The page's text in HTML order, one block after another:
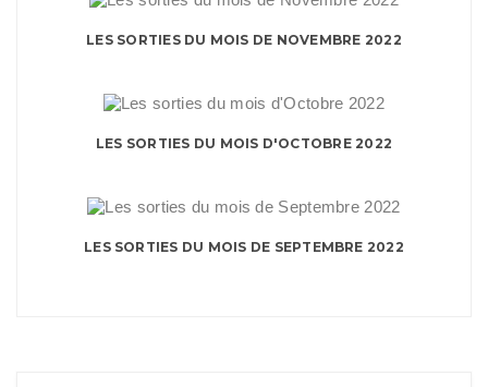
LES SORTIES DU MOIS DE NOVEMBRE 2022
LES SORTIES DU MOIS D'OCTOBRE 2022
LES SORTIES DU MOIS DE SEPTEMBRE 2022